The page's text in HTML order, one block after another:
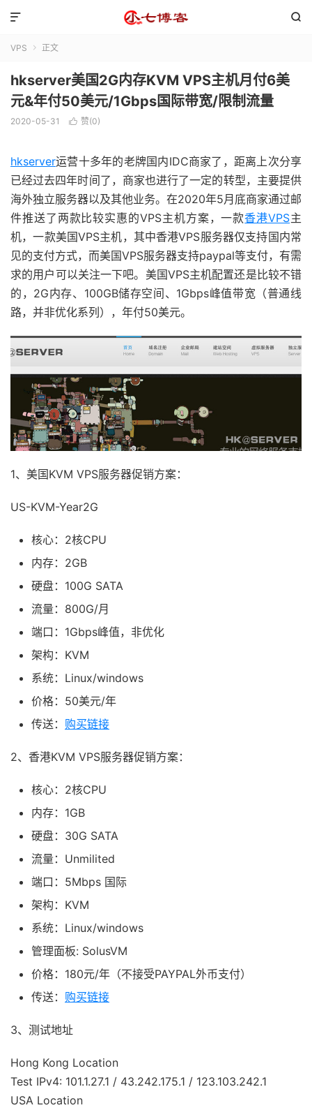


VPS  正文
hkserver美国2G内存KVM VPS主机月付6美
元&年付50美元/1Gbps国际带宽/限制流量
2020-05-31  赞(0)
hkserver运营十多年的老牌国内IDC商家了，距离上次分享
已经过去四年时间了，商家也进行了一定的转型，主要提供
海外独立服务器以及其他业务。在2020年5月底商家通过邮
件推送了两款比较实惠的VPS主机方案，一款香港VPS主
机，一款美国VPS主机，其中香港VPS服务器仅支持国内常
见的支付方式，而美国VPS服务器支持paypal等支付，有需
求的用户可以关注一下吧。美国VPS主机配置还是比较不错
的，2G内存、100GB储存空间、1Gbps峰值带宽（普通线
路，并非优化系列），年付50美元。
1、美国KVM VPS服务器促销方案：
US-KVM-Year2G
核心：2核CPU
内存：2GB
硬盘：100G SATA
流量：800G/月
端口：1Gbps峰值，非优化
架构：KVM
系统：Linux/windows
价格：50美元/年
传送： 购买链接
2、香港KVM VPS服务器促销方案：
核心：2核CPU
内存：1GB
硬盘：30G SATA
流量：Unmilited
端口：5Mbps 国际
架构：KVM
系统：Linux/windows
管理面板: SolusVM
价格：180元/年（不接受PAYPAL外币支付）
传送： 购买链接
3、测试地址
Hong Kong Location
Test IPv4: 101.1.27.1 / 43.242.175.1 / 123.103.242.1
USA Location